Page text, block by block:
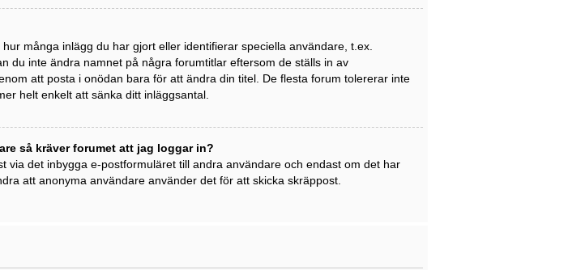
många inlägg du har gjort eller identifierar speciella användare, t.ex.
du inte ändra namnet på några forumtitlar eftersom de ställs in av
att posta i onödan bara för att ändra din titel. De flesta forum tolererar inte
helt enkelt att sänka ditt inläggsantal.
så kräver forumet att jag loggar in?
via det inbygga e-postformuläret till andra användare och endast om det har
att anonyma användare använder det för att skicka skräppost.